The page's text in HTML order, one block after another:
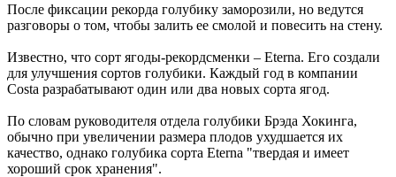
После фиксации рекорда голубику заморозили, но ведутся
разговоры о том, чтобы залить ее смолой и повесить на стену.
Известно, что сорт ягоды-рекордсменки – Eterna. Его создали
для улучшения сортов голубики. Каждый год в компании
Costa разрабатывают один или два новых сорта ягод.
По словам руководителя отдела голубики Брэда Хокинга,
обычно при увеличении размера плодов ухудшается их
качество, однако голубика сорта Eterna "твердая и имеет
хороший срок хранения".